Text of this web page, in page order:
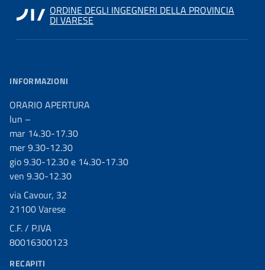
ORDINE DEGLI INGEGNERI DELLA PROVINCIA
DI VARESE
INFORMAZIONI
ORARIO APERTURA
lun –
mar 14.30-17.30
mer 9.30-12.30
gio 9.30-12.30 e 14.30-17.30
ven 9.30-12.30
via Cavour, 32
21100 Varese
C.F. / P.IVA
80016300123
RECAPITI